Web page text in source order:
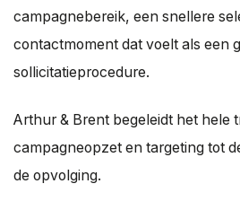
campagnebereik, een snellere
contactmoment dat voelt als een
sollicitatieprocedure.
Arthur & Brent begeleidt het hele
campagneopzet en targeting tot
de opvolging.